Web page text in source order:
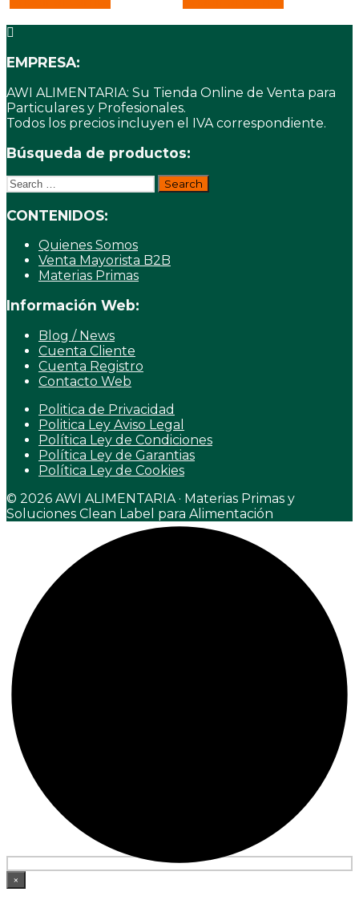
EMPRESA:
AWI ALIMENTARIA: Su Tienda Online de Venta para
Particulares y Profesionales.
Todos los precios incluyen el IVA correspondiente.
Búsqueda de productos:
Search
for:
CONTENIDOS:
Quienes Somos
Venta Mayorista B2B
Materias Primas
Información Web:
Blog / News
Cuenta Cliente
Cuenta Registro
Contacto Web
Politica de Privacidad
Politica Ley Aviso Legal
Política Ley de Condiciones
Política Ley de Garantias
Política Ley de Cookies
© 2026 AWI ALIMENTARIA · Materias Primas y
Soluciones Clean Label para Alimentación
×